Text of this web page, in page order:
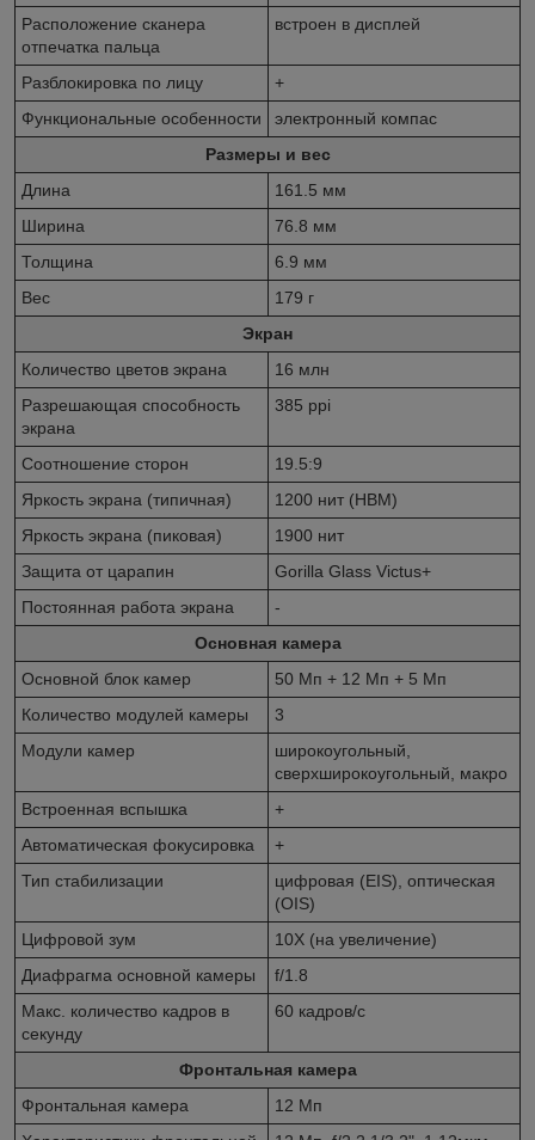
Расположение сканера
отпечатка пальца
встроен в дисплей
Разблокировка по лицу
+
Функциональные особенности
электронный компас
Размеры и вес
Длина
161.5 мм
Ширина
76.8 мм
Толщина
6.9 мм
Вес
179 г
Экран
Количество цветов экрана
16 млн
Разрешающая способность
экрана
385 ppi
Соотношение сторон
19.5:9
Яркость экрана (типичная)
1200 нит (HBM)
Яркость экрана (пиковая)
1900 нит
Защита от царапин
Gorilla Glass Victus+
Постоянная работа экрана
-
Основная камера
Основной блок камер
50 Мп + 12 Мп + 5 Мп
Количество модулей камеры
3
Модули камер
широкоугольный,
сверхширокоугольный, макро
Встроенная вспышка
+
Автоматическая фокусировка
+
Тип стабилизации
цифровая (EIS), оптическая
(OIS)
Цифровой зум
10X (на увеличение)
Диафрагма основной камеры
f/1.8
Макс. количество кадров в
секунду
60 кадров/с
Фронтальная камера
Фронтальная камера
12 Мп